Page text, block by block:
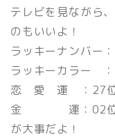
テレビを見ながら
のもいいよ！
ラッキーナンバー
ラッキーカラー
恋 愛 運 ：27位
金 運：02位 お
が大事だよ！